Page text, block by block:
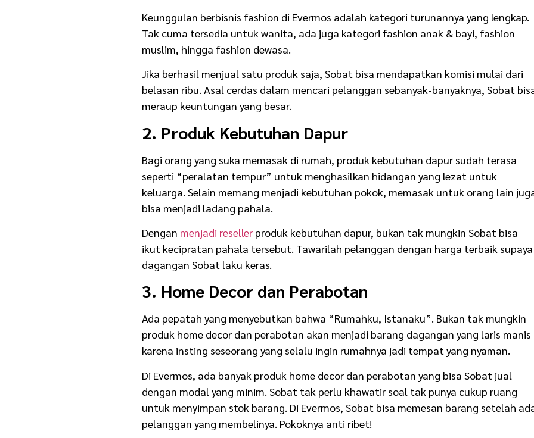
Keunggulan berbisnis fashion di Evermos adalah kategori turunannya yang lengkap.
Tak cuma tersedia untuk wanita, ada juga kategori fashion anak & bayi, fashion
muslim, hingga fashion dewasa.
Jika berhasil menjual satu produk saja, Sobat bisa mendapatkan komisi mulai dari
belasan ribu. Asal cerdas dalam mencari pelanggan sebanyak-banyaknya, Sobat
meraup keuntungan yang besar.
2. Produk Kebutuhan Dapur
Bagi orang yang suka memasak di rumah, produk kebutuhan dapur sudah terasa
seperti “peralatan tempur” untuk menghasilkan hidangan yang lezat untuk
keluarga. Selain memang menjadi kebutuhan pokok, memasak untuk orang lain
bisa menjadi ladang pahala.
Dengan menjadi reseller produk kebutuhan dapur, bukan tak mungkin Sobat bisa
ikut kecipratan pahala tersebut. Tawarilah pelanggan dengan harga terbaik supaya
dagangan Sobat laku keras.
3. Home Decor dan Perabotan
Ada pepatah yang menyebutkan bahwa “Rumahku, Istanaku”. Bukan tak mungkin
produk home decor dan perabotan akan menjadi barang dagangan yang laris manis
karena insting seseorang yang selalu ingin rumahnya jadi tempat yang nyaman.
Di Evermos, ada banyak produk home decor dan perabotan yang bisa Sobat jual
dengan modal yang minim. Sobat tak perlu khawatir soal tak punya cukup ruang
untuk menyimpan stok barang. Di Evermos, Sobat bisa memesan barang setelah
pelanggan yang membelinya. Pokoknya anti ribet!